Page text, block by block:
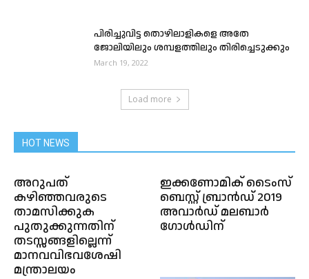
പിരിച്ചുവിട്ട തൊഴിലാളികളെ അതേ
ജോലിയിലും ശമ്പളത്തിലും തിരിച്ചെടുക്കും
March 19, 2022
Load more
HOT NEWS
അറുപത്
കഴിഞ്ഞവരുടെ
താമസിക്കുക
പുതുക്കുന്നതിന്
തടസ്സങ്ങളില്ലെന്ന്
മാനവവിഭവശേഷി
മന്ത്രാലയം
ഇക്കണോമിക് ടൈംസ്‌
ബെസ്റ്റ് ബ്രാന്‍ഡ്‌ 2019
അവാര്‍ഡ് മലബാര്‍
ഗോള്‍ഡിന്